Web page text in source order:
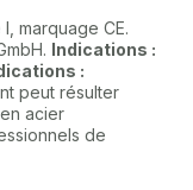
marquage CE.
Indications :
:
peut résulter
acier
de